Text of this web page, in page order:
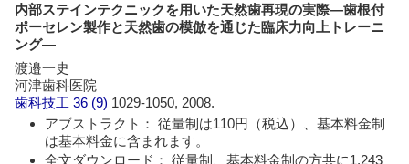
内部ステインテクニックを用いた天然歯再現の実際―歯根付
ポーセレン製作と天然歯の模倣を通じた臨床力向上トレーニ
ング―
渡邉一史
河津歯科医院
歯科技工 36 (9) 1029-1050, 2008.
アブストラクト： 従量制は110円（税込）、基本料金制
は基本料金に含まれます。
全文ダウンロード： 従量制、基本料金制の方共に1,243